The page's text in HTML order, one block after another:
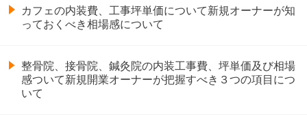
カフェの内装費、工事坪単価について新規オーナーが知
っておくべき相場感について
整骨院、接骨院、鍼灸院の内装工事費、坪単価及び相場
感ついて新規開業オーナーが把握すべき３つの項目につ
いて